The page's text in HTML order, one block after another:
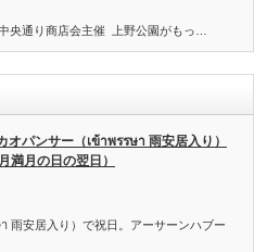
央通り商店会主催 上野公園がもっ…
オパンサー（เข้าพรรษา 雨安居入り）
満月の日の翌日）
雨安居入り）で祝日。アーサーンハブー